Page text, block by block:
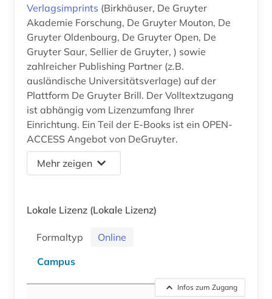
Verlagsimprints
Akademie Forschung, De Gruyter Mouton, De
Gruyter Oldenbourg, De Gruyter Open, De
Gruyter Saur, Sellier de Gruyter, ) sowie
zahlreicher Publishing Partner (z.B.
ausländische Universitätsverlage) auf der
Plattform De Gruyter Brill. Der Volltextzugang
ist abhängig vom Lizenzumfang Ihrer
Einrichtung. Ein Teil der E-Books ist ein OPEN-
ACCESS Angebot von DeGruyter.
Mehr zeigen
Lokale Lizenz (Lokale Lizenz)
Formaltyp
Online
Campus
Infos zum Zugang